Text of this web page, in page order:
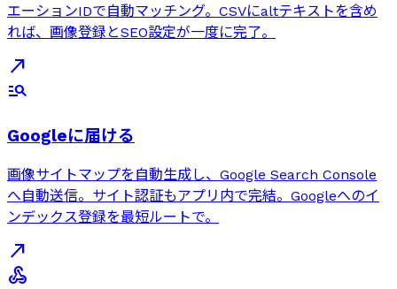
エーションIDで自動マッチング。CSVにaltテキストを含め
れば、画像登録とSEO設定が一度に完了。
north_east
manage_search
Googleに届ける
画像サイトマップを自動生成し、Google Search Console
へ自動送信。サイト認証もアプリ内で完結。Googleへのイ
ンデックス登録を最短ルートで。
north_east
webhook